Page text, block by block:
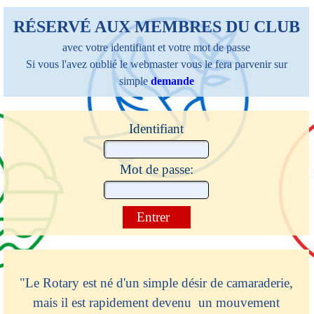
Aller au contenu
RÉSERVÉ AUX MEMBRES DU CLUB
avec votre identifiant et votre mot de passe
Si vous l'avez oublié le webmaster vous le fera parvenir sur
simple demande
Identifiant
Mot de passe:
"Le Rotary est né d'un simple désir de camaraderie,
mais il est rapidement devenu un mouvement